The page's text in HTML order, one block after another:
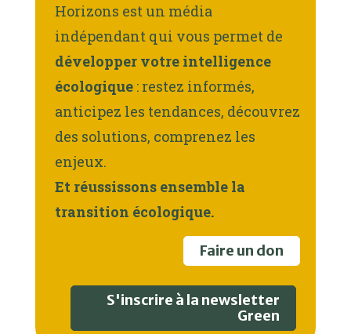
Horizons est un média
indépendant qui vous permet de
développer votre intelligence
écologique : restez informés,
anticipez les tendances, découvrez
des solutions, comprenez les
enjeux.
Et réussissons ensemble la
transition écologique.
Faire un don
S'inscrire à la newsletter
Green